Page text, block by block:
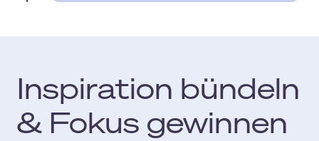
Inspiration bündeln
& Fokus gewinnen